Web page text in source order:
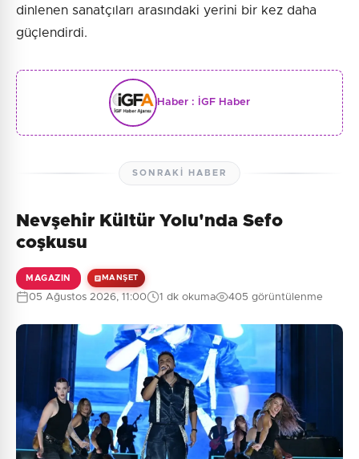
dinlenen sanatçıları arasındaki yerini bir kez daha
güçlendirdi.
Haber : İGF Haber
SONRAKI HABER
Nevşehir Kültür Yolu'nda Sefo
coşkusu
MAGAZIN MANŞET
05 Ağustos 2026, 11:00 1 dk okuma 405 görüntülenme